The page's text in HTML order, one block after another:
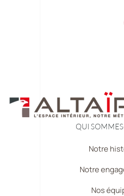
QUI
Notre
Notre
Nos